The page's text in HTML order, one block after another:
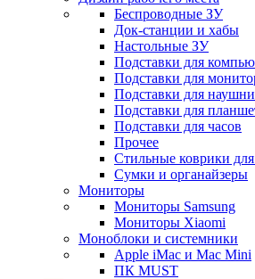
Беспроводные ЗУ
Док-станции и хабы
Настольные ЗУ
Подставки для
Подставки для
Подставки для
Подставки для
Подставки для часов
Прочее
Стильные коврики
Сумки и органайзеры
Мониторы
Мониторы Samsung
Мониторы Xiaomi
Моноблоки и системники
Apple iMac и Mac Mini
ПК MUST